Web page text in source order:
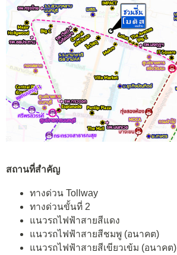
สถานที่สำคัญ
ทางด่วน Tollway
ทางด่วนขั้นที่ 2
แนวรถไฟฟ้าสายสีแดง
แนวรถไฟฟ้าสายสีชมพู (อนาคต)
แนวรถไฟฟ้าสายสีเขียวเข้ม (อนาคต)